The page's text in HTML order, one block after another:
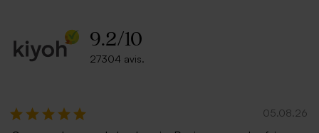
Superbe enveloppe noire
9.2/10
27304 avis.
05.08.26